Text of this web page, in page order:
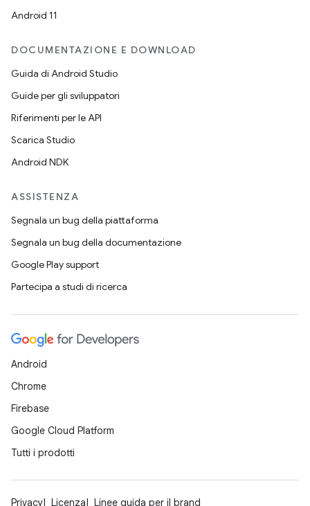
Android 11
DOCUMENTAZIONE E DOWNLOAD
Guida di Android Studio
Guide per gli sviluppatori
Riferimenti per le API
Scarica Studio
Android NDK
ASSISTENZA
Segnala un bug della piattaforma
Segnala un bug della documentazione
Google Play support
Partecipa a studi di ricerca
Android
Chrome
Firebase
Google Cloud Platform
Tutti i prodotti
Privacy Licenza Linee guida per il brand